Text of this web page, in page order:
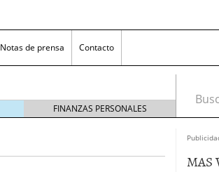
Notas de prensa Contacto
FINANZAS PERSONALES
MAS